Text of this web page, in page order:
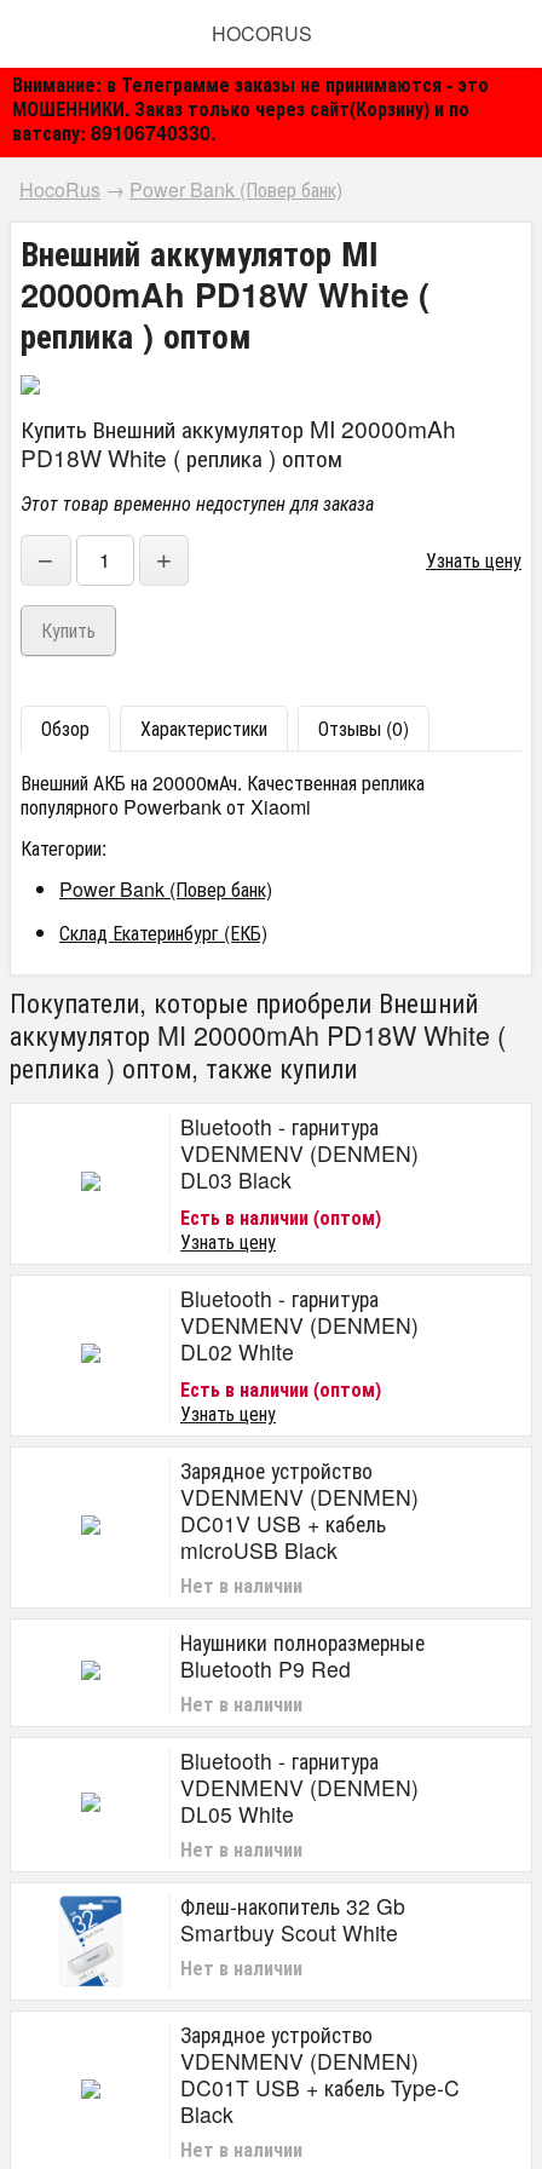
Внимание: в Телеграмме заказы не принимаются - это
МОШЕННИКИ. Заказ только через сайт(Корзину) и по
ватсапу: 89106740330.
HOCORUS
HocoRus → Power Bank (Повер банк)
Внешний аккумулятор MI
20000mAh PD18W White (
реплика ) оптом
Купить Внешний аккумулятор MI 20000mAh
PD18W White ( реплика ) оптом
Этот товар временно недоступен для заказа
− + Узнать цену
Обзор Характеристики
Отзывы (0)
Внешний АКБ на 20000мАч. Качественная реплика
популярного Powerbank от Xiaomi
Категории:
Power Bank (Повер банк)
Склад Екатеринбург (ЕКБ)
Покупатели, которые приобрели Внешний
аккумулятор MI 20000mAh PD18W White (
реплика ) оптом, также купили
Bluetooth - гарнитура
VDENMENV (DENMEN)
DL03 Black
Есть в наличии (оптом)
Узнать цену
Bluetooth - гарнитура
VDENMENV (DENMEN)
DL02 White
Есть в наличии (оптом)
Узнать цену
Зарядное устройство
VDENMENV (DENMEN)
DC01V USB + кабель
microUSB Black
Нет в наличии
Наушники полноразмерные
Bluetooth P9 Red
Нет в наличии
Bluetooth - гарнитура
VDENMENV (DENMEN)
DL05 White
Нет в наличии
Флеш-накопитель 32 Gb
Smartbuy Scout White
Нет в наличии
Зарядное устройство
VDENMENV (DENMEN)
DC01T USB + кабель Type-C
Black
Нет в наличии